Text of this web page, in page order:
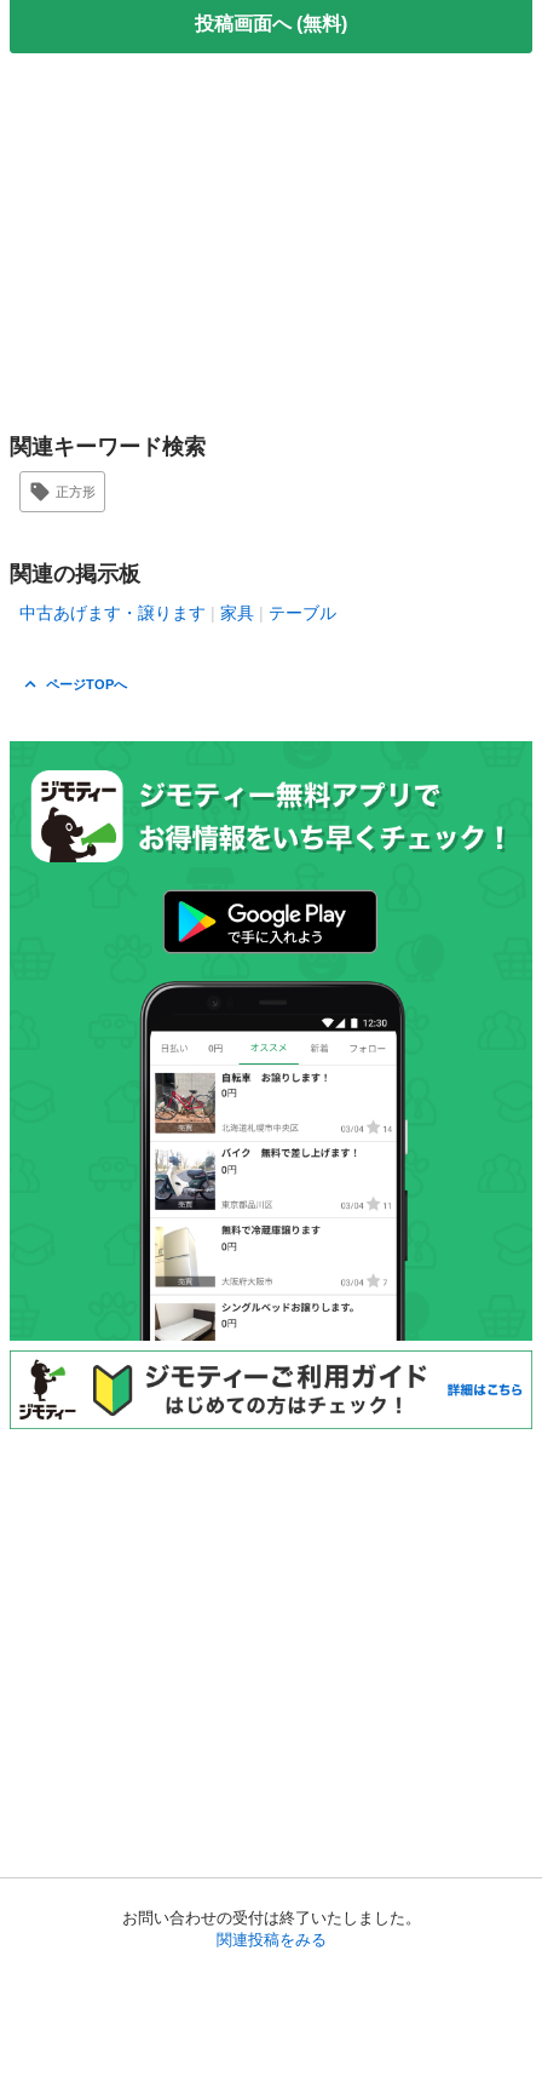
お問い合わせの受付は終了いたしました。
関連投稿をみる
投稿画面へ (無料)
関連キーワード検索
正方形
関連の掲示板
中古あげます・譲ります 家具 テーブル
ページTOPへ